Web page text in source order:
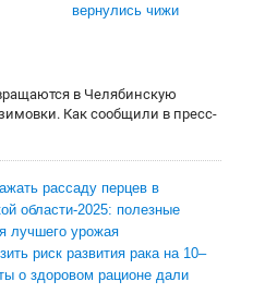
вернулись чижи
в Челябинскую
Как сообщили в пресс-
рассаду перцев в
области-2025: полезные
лучшего урожая
риск развития рака на 10–
о здоровом рационе дали